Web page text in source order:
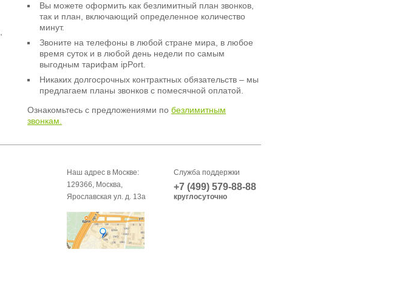
Вы можете оформить как безлимитный план звонков,
так и план, включающий определенное количество
минут.
Звоните на телефоны в любой стране мира, в любое
время суток и в любой день недели по самым
выгодным тарифам ipPort.
Никаких долгосрочных контрактных обязательств – мы
предлагаем планы звонков с помесячной оплатой.
Ознакомьтесь с предложениями по безлимитным
звонкам.
Наш адрес в Москве:
129366, Москва,
Ярославская ул. д. 13а
Служба поддержки
+7 (499) 579-88-88
круглосуточно